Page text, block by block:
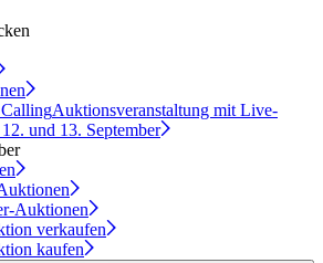
Auktionsveranstaltung mit Live-
und 13. September
Auktionen
verkaufen
kaufen